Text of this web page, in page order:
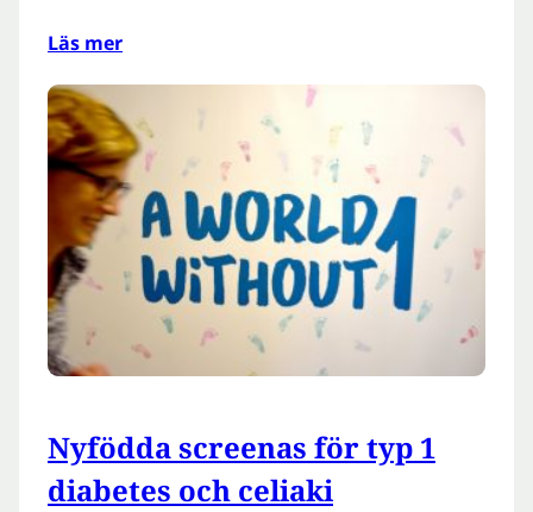
Läs mer
Nyfödda screenas för typ 1
diabetes och celiaki